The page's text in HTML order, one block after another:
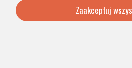
Zaakceptuj